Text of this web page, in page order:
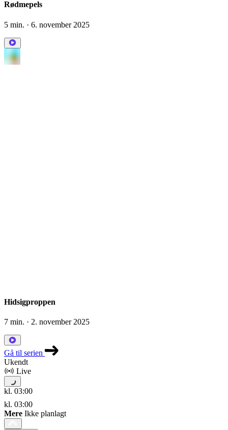
Rødmepels
5 min. · 6. november 2025
Hidsigproppen
7 min. · 2. november 2025
Gå til serien
Ukendt
Live
kl. 03:00
kl. 03:00
Mere Ikke planlagt